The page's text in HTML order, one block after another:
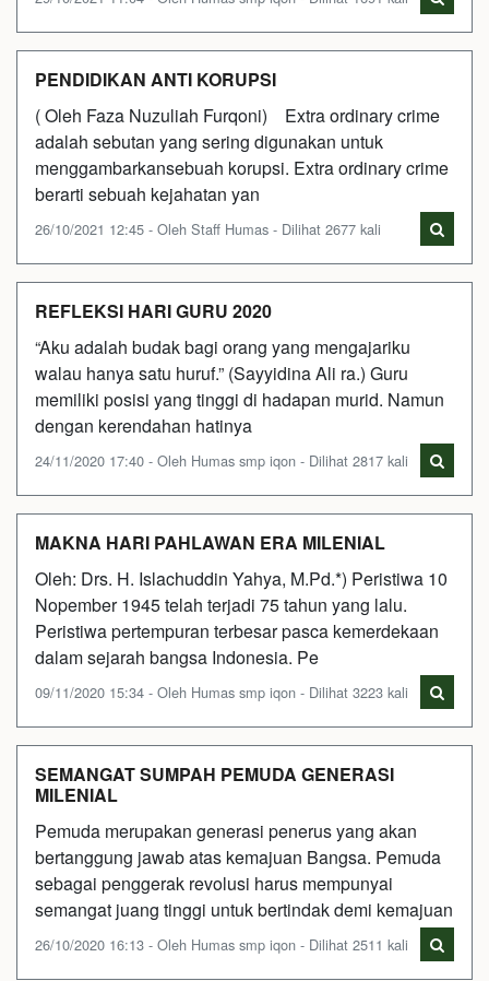
PENDIDIKAN ANTI KORUPSI
( Oleh Faza Nuzuliah Furqoni) Extra ordinary crime
adalah sebutan yang sering digunakan untuk
menggambarkansebuah korupsi. Extra ordinary crime
berarti sebuah kejahatan yan
26/10/2021 12:45 - Oleh Staff Humas - Dilihat 2677 kali
REFLEKSI HARI GURU 2020
“Aku adalah budak bagi orang yang mengajariku
walau hanya satu huruf.” (Sayyidina Ali ra.) Guru
memiliki posisi yang tinggi di hadapan murid. Namun
dengan kerendahan hatinya
24/11/2020 17:40 - Oleh Humas smp iqon - Dilihat 2817 kali
MAKNA HARI PAHLAWAN ERA MILENIAL
Oleh: Drs. H. Islachuddin Yahya, M.Pd.*) Peristiwa 10
Nopember 1945 telah terjadi 75 tahun yang lalu.
Peristiwa pertempuran terbesar pasca kemerdekaan
dalam sejarah bangsa Indonesia. Pe
09/11/2020 15:34 - Oleh Humas smp iqon - Dilihat 3223 kali
SEMANGAT SUMPAH PEMUDA GENERASI
MILENIAL
Pemuda merupakan generasi penerus yang akan
bertanggung jawab atas kemajuan Bangsa. Pemuda
sebagai penggerak revolusi harus mempunyai
semangat juang tinggi untuk bertindak demi kemajuan
26/10/2020 16:13 - Oleh Humas smp iqon - Dilihat 2511 kali